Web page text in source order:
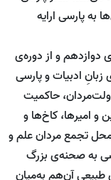
پارسی ارایه
و از دوره‌ی
زبانِ ادبیات و پارسی
حاکمیت
امیرها، کاخ‌ها و
محل تجمع مردان علم و
به صحنه‌ی بزرگ
آن‌هم به‌میان